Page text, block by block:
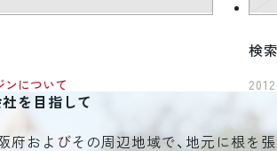
ンについて
検
を目指して
府およびその周辺地域で、地元に根を